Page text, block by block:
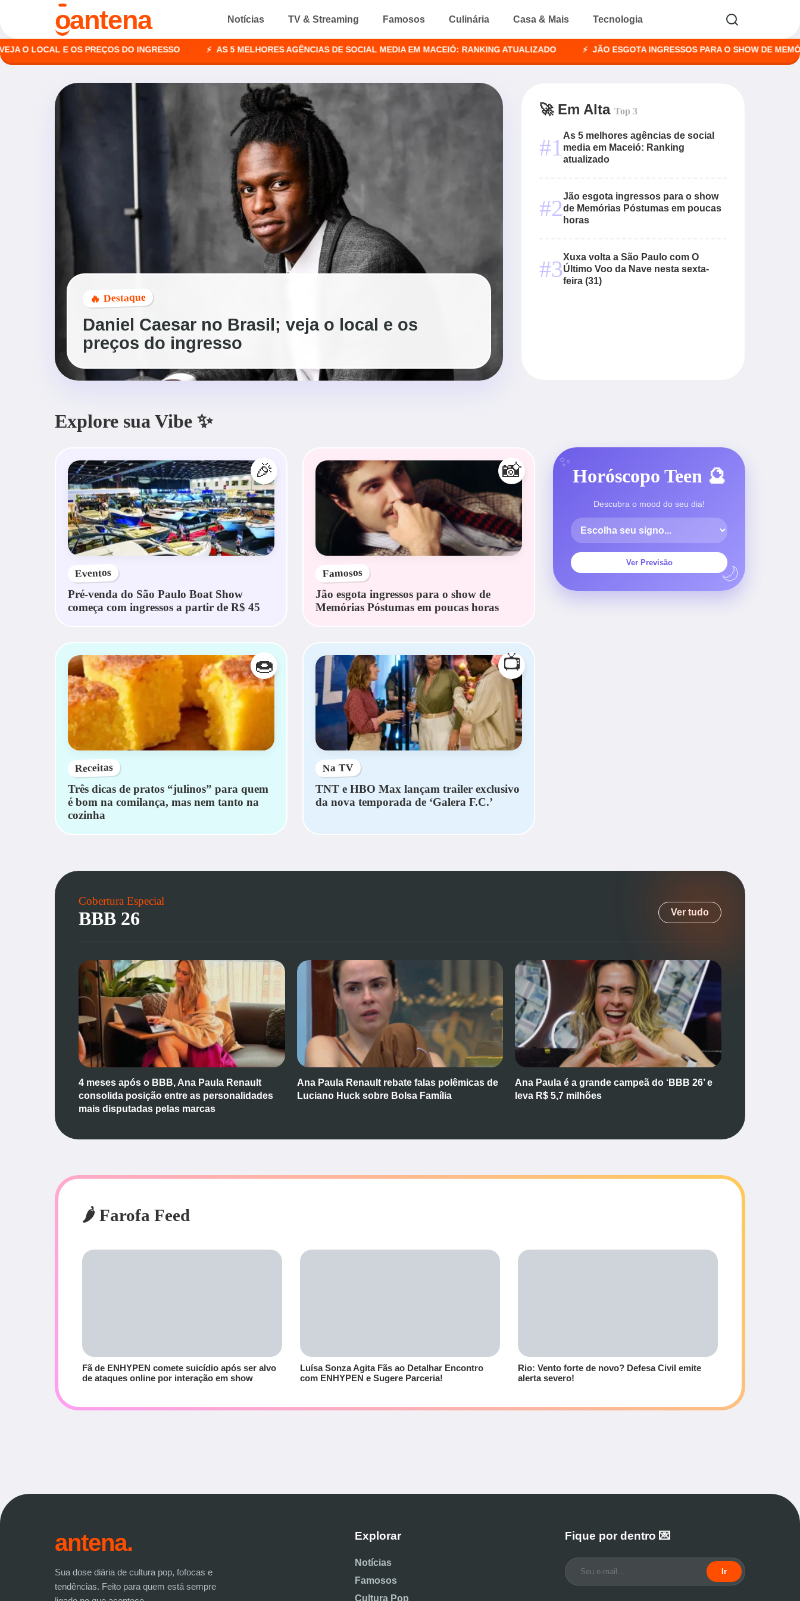
oantena Notícias TV & Streaming Famosos Culinária Casa & Mais Tecnologia
E OS PREÇOS DO INGRESSO AS 5 MELHORES AGÊNCIAS DE SOCIAL MEDIA EM MACEIÓ: RANKING ATUALIZADO JÃO ESGOTA INGRESSOS PARA O SHOW DE MEMÓRIAS
🔥 Destaque
Daniel Caesar no Brasil; veja o local e os
preços do ingresso
🚀 Em AltaTop 3
#1As 5 melhores agências de social
media em Maceió: Ranking
atualizado
#2Jão esgota ingressos para o show
de Memórias Póstumas em poucas
horas
#3Xuxa volta a São Paulo com O
Último Voo da Nave nesta sexta-
feira (31)
Explore sua Vibe ✨
🎉
Eventos
Pré-venda do São Paulo Boat Show
começa com ingressos a partir de R$ 45
📸
Famosos
Jão esgota ingressos para o show de
Memórias Póstumas em poucas horas
🍩
Receitas
Três dicas de pratos “julinos” para quem
é bom na comilança, mas nem tanto na
cozinha
📺
Na TV
TNT e HBO Max lançam trailer exclusivo
da nova temporada de ‘Galera F.C.’
Horóscopo Teen 🔮
Descubra o mood do seu dia!
Ver Previsão
Cobertura Especial
BBB 26 Ver tudo
4 meses após o BBB, Ana Paula Renault
consolida posição entre as personalidades
mais disputadas pelas marcas
Ana Paula Renault rebate falas polêmicas de
Luciano Huck sobre Bolsa Família
Ana Paula é a grande campeã do ‘BBB 26’ e
leva R$ 5,7 milhões
🌶️ Farofa Feed
Fã de ENHYPEN comete suicídio após ser alvo
de ataques online por interação em show
Luísa Sonza Agita Fãs ao Detalhar Encontro
com ENHYPEN e Sugere Parceria!
Rio: Vento forte de novo? Defesa Civil emite
alerta severo!
antena.
Sua dose diária de cultura pop, fofocas e
tendências. Feito para quem está sempre
Explorar
Notícias
Famosos
Cultura Pop
Fique por dentro 💌
Ir